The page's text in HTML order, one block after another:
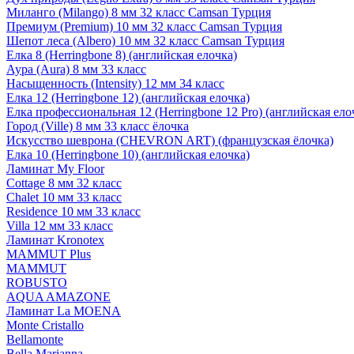
Миланго (Milango) 8 мм 32 класс Camsan Турция
Премиум (Premium) 10 мм 32 класс Camsan Турция
Шепот леса (Albero) 10 мм 32 класс Camsan Турция
Елка 8 (Herringbone 8) (английская елочка)
Аура (Aura) 8 мм 33 класс
Насыщенность (Intensity) 12 мм 34 класс
Елка 12 (Herringbone 12) (английская елочка)
Елка профессиональная 12 (Herringbone 12 Pro) (английская
Город (Ville) 8 мм 33 класс ёлочка
Искусство шеврона (CHEVRON ART) (французская ёлочка)
Елка 10 (Herringbone 10) (английская елочка)
Ламинат My Floor
Cottage 8 мм 32 класс
Chalet 10 мм 33 класс
Residence 10 мм 33 класс
Villa 12 мм 33 класс
Ламинат Kronotex
MAMMUT Plus
MAMMUT
ROBUSTO
AQUA AMAZONE
Ламинат La MOENA
Monte Cristallo
Bellamonte